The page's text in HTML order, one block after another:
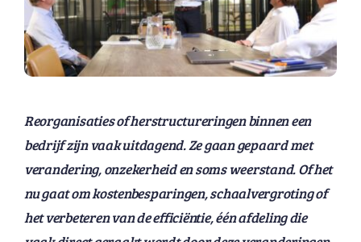
Reorganisaties of herstructureringen binnen een
bedrijf zijn vaak uitdagend. Ze gaan gepaard met
verandering, onzekerheid en soms weerstand. Of het
nu gaat om kostenbesparingen, schaalvergroting of
het verbeteren van de efficiëntie, één afdeling die